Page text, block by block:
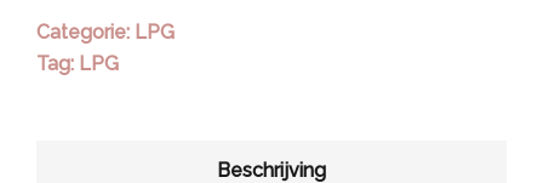
Categorie: LPG
Tag: LPG
Beschrijving